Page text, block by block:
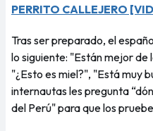
PERRITO CALLEJERO
Tras ser preparado, el
lo siguiente: "Están mejor de
"¿Esto es miel?", "Está muy
internautas les pregunta
del Perú" para que los